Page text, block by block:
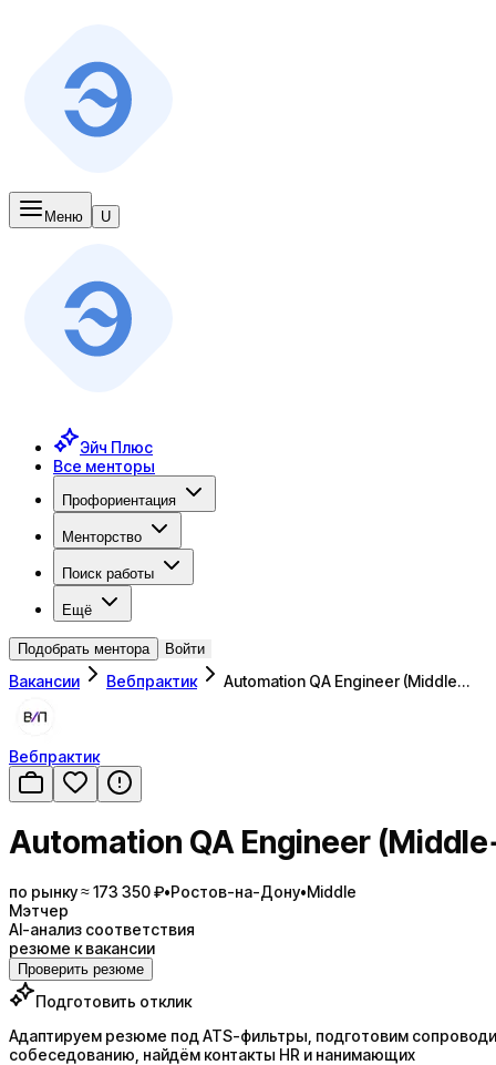
Меню U
Эйч Плюс
Все менторы
Профориентация
Менторство
Поиск работы
Ещё
Подобрать ментора Войти
Вакансии Вебпрактик Automation QA Engineer (Middle…
Вебпрактик
Automation QA Engineer
по рынку ≈ 173 350 ₽•Ростов-на-Дону•Middle
Мэтчер
AI-анализ соответствия
резюме к вакансии
Проверить резюме
Подготовить отклик
Адаптируем резюме под ATS-фильтры, подготовим
собеседованию, найдём контакты HR и нанимающих